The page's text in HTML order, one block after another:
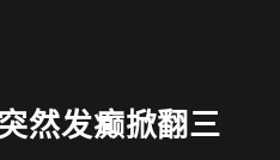
然发癫掀翻三